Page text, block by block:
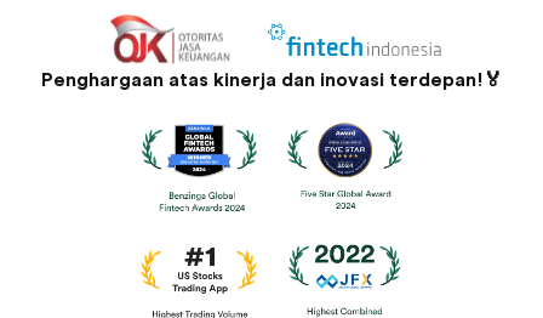
Penghargaan atas kinerja dan inovasi terdepan!🏅